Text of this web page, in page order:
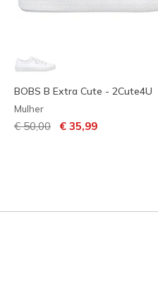
BOBS B Extra Cute - 2Cute4U
Mulher
Preço com desconto de
€ 50,00 para
€ 35,99